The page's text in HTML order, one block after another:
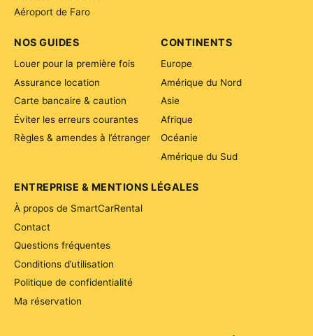
Aéroport de Faro
CONTINENTS
Europe
Amérique du Nord
Asie
Afrique
Océanie
Amérique du Sud
NOS GUIDES
Louer pour la première fois
Assurance location
Carte bancaire & caution
Éviter les erreurs courantes
Règles & amendes à l’étranger
ENTREPRISE & MENTIONS LÉGALES
À propos de SmartCarRental
Contact
Questions fréquentes
Conditions d’utilisation
Politique de confidentialité
Ma réservation